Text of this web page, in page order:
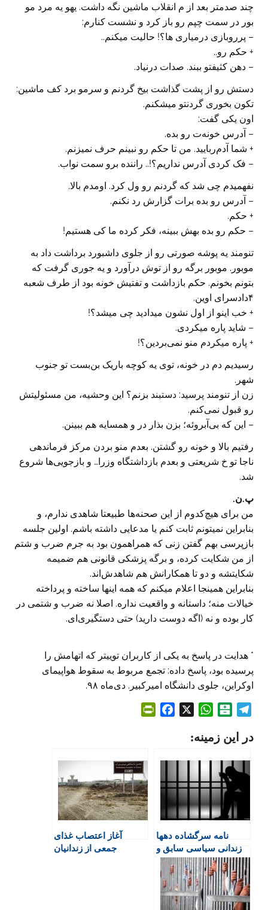
چند صدمتر بعد از م انقلاب ماشین نگه داشت. یهو یه مرد مو
بور در سمت چپم رو باز کرد و نشست کنارم:
– پرروبازی درمیاری ها؟! حالیت میکنم..
+ حکم رو..
– دهن کثیفتو ببند. صدات درنیاد.
دستش رو از پشت گذاشت بیخ گردنم و سرمو برد کف ماشین:
تکون بخوری گردنتو میشکنم.
اون یکی گفت:
– آدرس خونه‌ت رو بده.
+ شما آدم‌ربایید. من تا حکم رو نبینم حرف نمیزنم.
– فک کردی آدرس نداریم؟!.. راننده برو سمت نواب.
نفهمیدم چی شد که گردنم رو ول کرد. اومدم بالا.
– آدرس رو بده برات گزارش رد نکنم.
+ حکم.
– حکم رو بده بهش ببینه، فکر کرده ما کی هستیم!
تنومند یه پوشه صورتی رو از جلوی داشبورد برداشت داد به
موبور. موبور برگه رو از توش درآورد و یه جوری گرفت که
بتونم بخونم. حکم بازداشت و تفتیش خونه بود از طرف شعبه
۴دادسرای اوین.
+ خب اینو از اول نشون میدادید چی میشد؟!
– شاید پاره میکردی.
+ پاره میکردم منو نمی‌بردین؟!
رسیدیم دم در خونه، توی یه کوچه باریک بن‌بست تو جنوب
شهر.
زن از تنومند پرسید: دستبند بزنم؟ این وحشیه، من مسئولیتش
رو قبول نمی‌کنم.
– این که بی‌آبروئه؛ بزن بذار در و همسایه هم ببینن.
رفتیم بالا و خونه رو گشتن. بعدم منو بردن مرکز فرماندهی
ناجا تو خ شریعتی و بعدم بازداشتگاه وزرا…‌ و‌ بازجویی‌ها شروع
شد.
پ.ن.
من برای هیچ‌کدوم از این صحنه‌ها طبیعتا شاهدی ندارم، و
بنابراین نمیتونم ثابت کنم یا مدعایی داشته باشم. اولین جلسه
بازپرسی بهم گفتن زنی که همراهمون بود به جرم ضرب و شتم
از من شکایت کرده، و برگه پزشکی قانونی هم ضمیمه
شکایتشه و دو تا همکارانش هم شاهدش‌اند.
بنابراین همینجا اعلام میکنم که همه اینها ساخته و پرداخته
خیالات منه؛ داستانه و واقعیت نداره. اصلا نه ضرب و شتمی در
کار بوده و نه (اگه دوست دارید) حتی دستگیری‌ای.
* هدایت در پاسخ به یکی از کاربران توییتر که اتهامش را
پرسیده بود، پاسخ داده: تجمع مربوط به سقوط هواپیمای
اوکراین، جلوی دانشگاه امیرکبیر. دی‌ماه ۹۸.
l
g
a
m
a
r
i
n
W
a
A
p
p
t
F
r
i
e
در این زمینه:
نامه سرگشاده دهها
زندانی سیاسی سابق و
کنونی: درخواست برای
لغو مصوبه شورای
امنیت ملی
آغاز اعتصاب غذای
جمعی از زندانیان